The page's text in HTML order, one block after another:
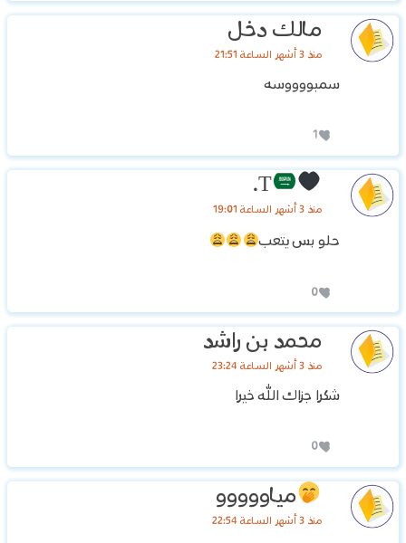
مالك دخل
منذ 3 أشهر الساعة 21:51
سمبووووسه
1
T.
منذ 3 أشهر الساعة 19:01
حلو بس يتعب
0
محمد بن راشد
منذ 3 أشهر الساعة 23:24
شكرا جزاك الله خيرا
0
مياووووو
منذ 3 أشهر الساعة 22:54